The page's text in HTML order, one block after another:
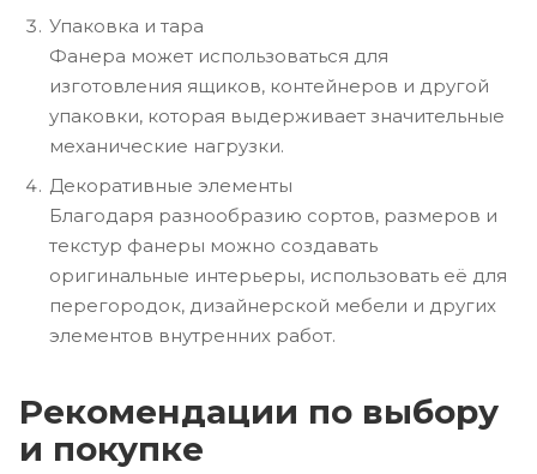
Упаковка и тара
Фанера может использоваться для
изготовления ящиков, контейнеров и другой
упаковки, которая выдерживает значительные
механические нагрузки.
Декоративные элементы
Благодаря разнообразию сортов, размеров и
текстур фанеры можно создавать
оригинальные интерьеры, использовать её для
перегородок, дизайнерской мебели и других
элементов внутренних работ.
Рекомендации по выбору
и покупке